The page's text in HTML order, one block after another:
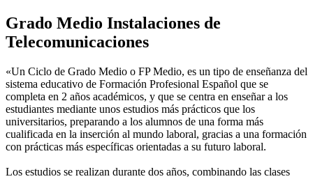
Grado Medio Instalaciones de
Telecomunicaciones
«Un Ciclo de Grado Medio o FP Medio, es un tipo de enseñanza del
sistema educativo de Formación Profesional Español que se
completa en 2 años académicos, y que se centra en enseñar a los
estudiantes mediante unos estudios más prácticos que los
universitarios, preparando a los alumnos de una forma más
cualificada en la inserción al mundo laboral, gracias a una formación
con prácticas más específicas orientadas a su futuro laboral.
Los estudios se realizan durante dos años, combinando las clases